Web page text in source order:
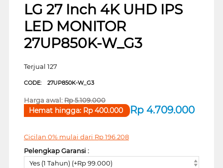
LG 27 Inch 4K UHD IPS
LED MONITOR
27UP850K-W_G3
Terjual 127
CODE: 27UP850K-W_G3
Harga awal:Rp5.109.000
Rp 4.709.000
Hemat hingga: Rp400.000
Cicilan 0% mulai dari Rp196.208
Pelengkap Garansi :
Yes (1 Tahun) (+Rp 99.000)